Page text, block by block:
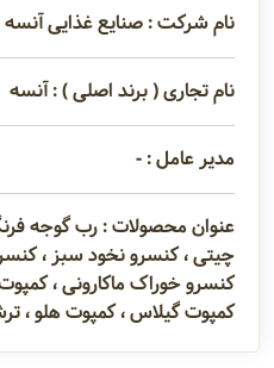
نام شرکت : صنایع غذایی
نام تجاری ( برند اصلی ) : آنسه
مدیر عامل : -
عنوان محصولات : رب گوجه
چیتی ، کنسرو نخود سبز ،
کنسرو خوراک ماکارونی ،
کمپوت گیلاس ، کمپوت هلو ،